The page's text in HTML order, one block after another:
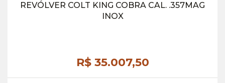
REVÓLVER COLT KING COBRA CAL. .357MAG
INOX
R$ 35.007,50